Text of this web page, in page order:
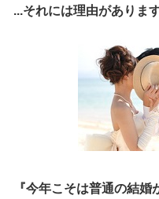
...それには理由がありま
『今年こそは普通の結婚